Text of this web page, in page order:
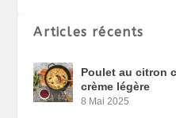
Articles récents
Poulet au citron
crème légère
8 Mai 2025